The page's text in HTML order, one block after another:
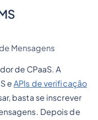
Mensagens
de CPaaS. A
eAPIs de verificação
basta se inscrever
Depois de